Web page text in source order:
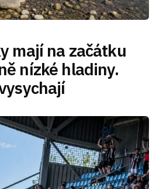
mají na začátku
nízké hladiny.